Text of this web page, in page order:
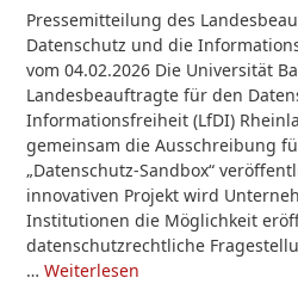
Pressemitteilung des
Datenschutz und die
vom 04.02.2026 Die Universität
Landesbeauftragte für den
Informationsfreiheit (LfDI)
gemeinsam die Ausschreibung
„Datenschutz-Sandbox“
innovativen Projekt wird
Institutionen die Möglichkeit
datenschutzrechtliche
…Weiterlesen